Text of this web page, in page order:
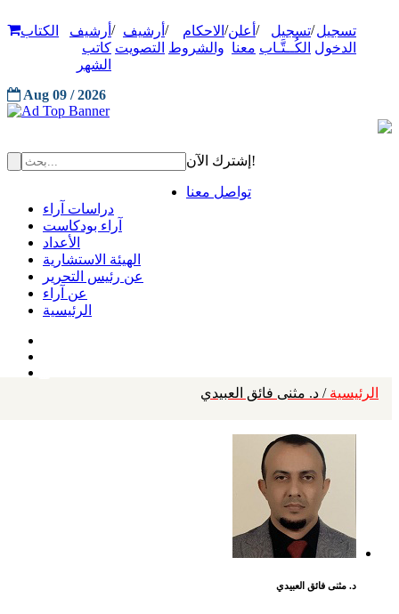
تسجيل
الدخول
/تسجيل
الكُــتَّـاب
/ أعلن
معنا
/ الاحكام
والشروط
/ أرشيف
التصويت
/ أرشيف
كاتب
الشهر
الكتاب
Aug 09 / 2026
إشترك الآن!
تواصل معنا
دراسات آراء
آراء بودكاست
الأعداد
الهيئة الاستشارية
عن رئيس التحرير
عن آراء
الرئيسية
الرئيسية / د. مثنى فائق العبيدي
د. مثنى فائق العبيدي